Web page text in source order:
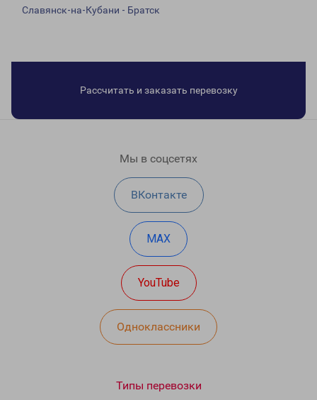
Славянск-на-Кубани - Братск
Рассчитать и заказать перевозку
Мы в соцсетях
ВКонтакте
MAX
YouTube
Одноклассники
Типы перевозки